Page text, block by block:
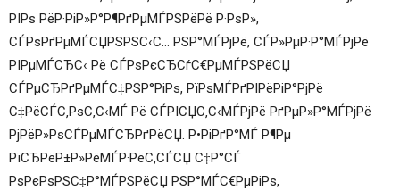
РІРѕ РёР·РіР»Р°Р¶РґРµМЃРЅРёРё Р·РѕР»,
СЃРѕРґРµМЃСЏРЅРЅС‹С… РЅР°МЃРјРё, СЃР»РµР·Р°МЃРјРё
РІРµМЃСЂС‹ Рё СЃРѕРєСЂСѓС€РµМЃРЅРёСЏ
СЃРµСЂРґРµМЃС‡РЅР°РіРѕ, РїРѕМЃРґРІРёРіР°РјРё
С‡РёСЃС‚РѕС‚С‹МЃ Рё СЃРІСЏС‚С‹МЃРјРё РґРµР»Р°МЃРјРё
РјРёР»РѕСЃРµМЃСЂРґРёСЏ. Р•РіРґР°МЃ Р¶Рµ
РїСЂРёР±Р»РёМЃР·РёС‚СЃСЏ С‡Р°СЃ
РѕРєРѕРЅС‡Р°МЃРЅРёСЏ РЅР°МЃС€РµРіРѕ,